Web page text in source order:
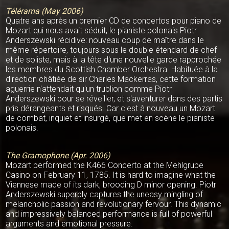
Télérama (May 2006)
Quatre ans après un premier CD de concertos pour piano de
Mozart qui nous avait séduit, le pianiste polonais Piotr
Anderszewski récidive: nouveau coup de maître dans le
même répertoire, toujours sous le double étendard de chef
et de soliste, mais à la tête d'une nouvelle garde rapprochée
les membres du Scottish Chamber Orchestra. Habituée à la
direction châtiée de sir Charles Mackerras, cette formation
aguerrie n'attendait qu'un trublion comme Piotr
Anderszewski pour se réveiller, et s'aventurer dans des partis
pris dérangeants et risqués. Car c'est à nouveau un Mozart
de combat, inquiet et insurgé, que met en scène le pianiste
polonais.
The Gramophone (Apr. 2006)
Mozart performed the K466 Concerto at the Mehlgrube
Casino on February 11, 1785. It is hard to imagine what the
Viennese made of its dark, brooding D minor opening. Piotr
Anderszewski superbly captures the uneasy mingling of
melancholic passion and revolutionary fervour. This dynamic
and impressively balanced performance is full of powerful
arguments and emotional pressure.